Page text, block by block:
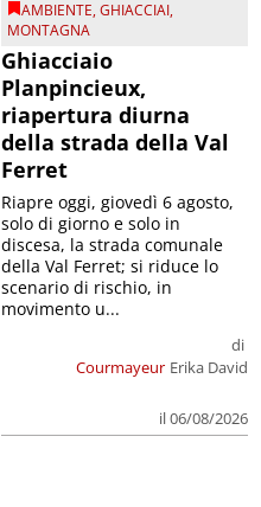
AMBIENTE,GHIACCIAI,
MONTAGNA
Ghiacciaio
Planpincieux,
riapertura diurna
della strada della Val
Ferret
Courmayeur
di
Erika David
il 06/08/2026
Riapre oggi, giovedì 6 agosto,
solo di giorno e solo in
discesa, la strada comunale
della Val Ferret; si riduce lo
scenario di rischio, in
movimento u...